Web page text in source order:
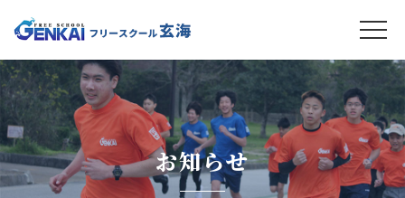
お知らせ